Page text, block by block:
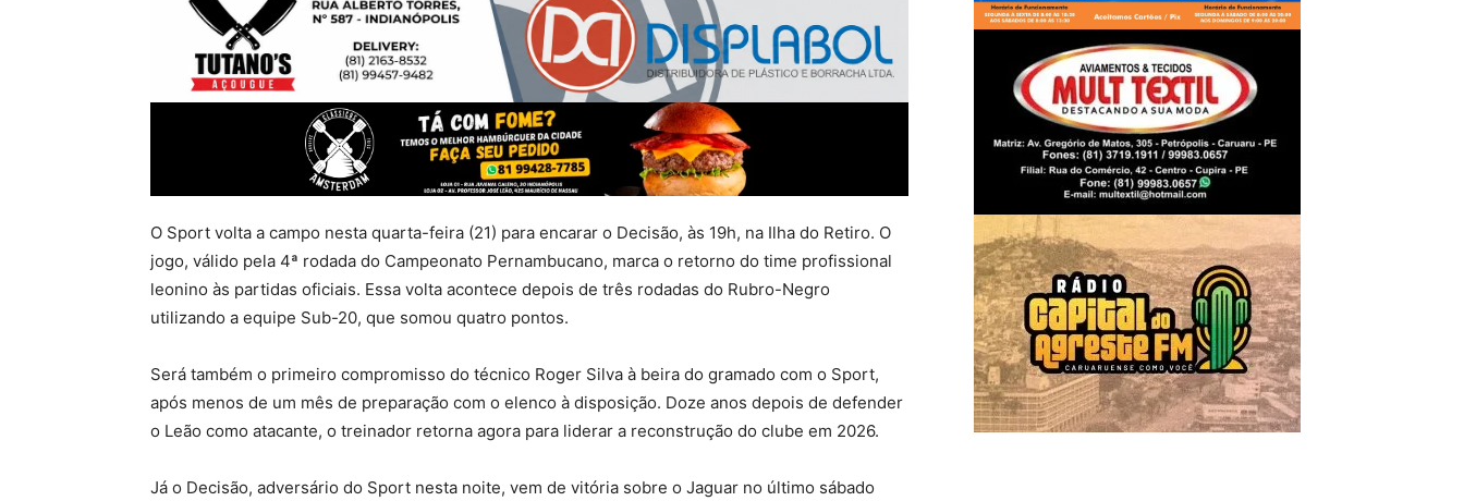
O Sport volta a campo nesta quarta-feira (21) para encarar o Decisão, às 19h, na Ilha do Retiro. O
jogo, válido pela 4ª rodada do Campeonato Pernambucano, marca o retorno do time profissional
leonino às partidas oficiais. Essa volta acontece depois de três rodadas do Rubro-Negro
utilizando a equipe Sub-20, que somou quatro pontos.
Será também o primeiro compromisso do técnico Roger Silva à beira do gramado com o Sport,
após menos de um mês de preparação com o elenco à disposição. Doze anos depois de defender
o Leão como atacante, o treinador retorna agora para liderar a reconstrução do clube em 2026.
Já o Decisão, adversário do Sport nesta noite, vem de vitória sobre o Jaguar no último sábado